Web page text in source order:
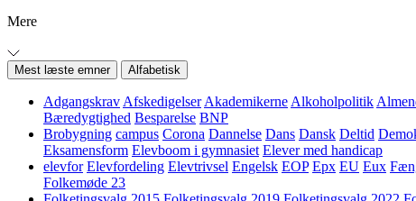
Mere
Mest læste emner Alfabetisk
Adgangskrav Afskedigelser Akademikerne Alkoholpolitik
Bæredygtighed Besparelse BNP
Brobygning campus Corona Dannelse Dans Dansk Deltid
Eksamensform Elevboom i gymnasiet Elever med handicap
elevfor Elevfordeling Elevtrivsel Engelsk EOP Epx EU Eux
Folkemøde 23